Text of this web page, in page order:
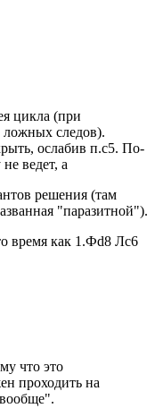
цикла (при
следов).
ослабив п.с5. По-
ведет, а
решения (там
"паразитной").
время как 1.Фd8 Лс6
что это
проходить на